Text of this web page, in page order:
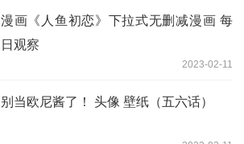
漫画《人鱼初恋》下拉式无删减漫画 每
日观察
2023-02-11
别当欧尼酱了！ 头像 壁纸（五六话）